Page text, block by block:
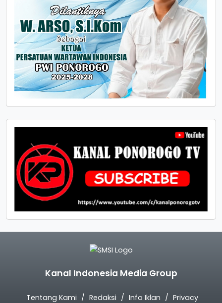
Kanal Indonesia Media Group
Tentang Kami Redaksi Info Iklan Privacy